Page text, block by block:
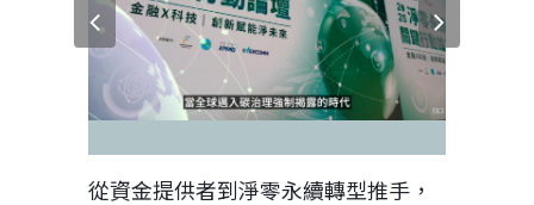
從資金提供者到淨零永續轉型推手，